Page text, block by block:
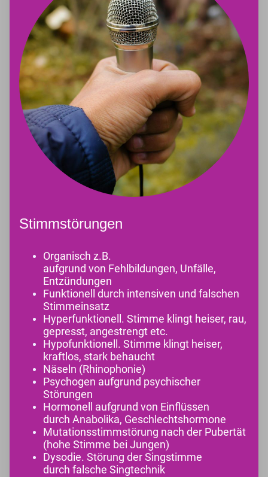
Stimmstörungen
Organisch z.B.
aufgrund von Fehlbildungen, Unfälle,
Entzündungen
Funktionell durch intensiven und falschen
Stimmeinsatz
Hyperfunktionell. Stimme klingt heiser, rau,
gepresst, angestrengt etc.
Hypofunktionell. Stimme klingt heiser,
kraftlos, stark behaucht
Näseln (Rhinophonie)
Psychogen aufgrund psychischer
Störungen
Hormonell aufgrund von Einflüssen
durch Anabolika, Geschlechtshormone
Mutationsstimmstörung nach der Pubertät
(hohe Stimme bei Jungen)
Dysodie. Störung der Singstimme
durch falsche Singtechnik